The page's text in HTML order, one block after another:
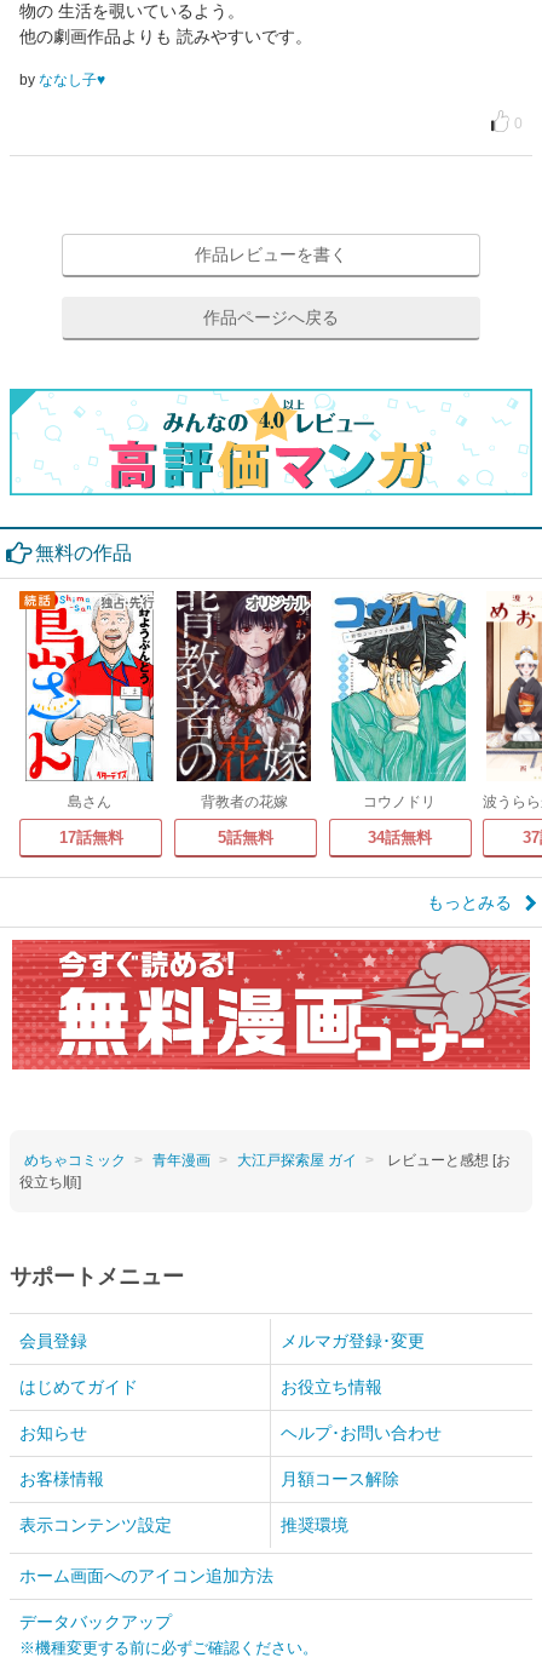
物の 生活を覗いているよう。
他の劇画作品よりも 読みやすいです。
by ななし子♥️
0
作品レビューを書く
作品ページへ戻る
無料の作品
島さん
17話無料
背教者の花嫁
5話無料
コウノドリ
34話無料
もっとみる
めちゃコミック 青年漫画 大江戸探索屋 ガイ
レビューと感想 [お
役立ち順]
サポートメニュー
会員登録 メルマガ登録･変更
はじめてガイド お役立ち情報
お知らせ ヘルプ･お問い合わせ
お客様情報 月額コース解除
表示コンテンツ設定 推奨環境
ホーム画面へのアイコン追加方法
データバックアップ
※機種変更する前に必ずご確認ください。